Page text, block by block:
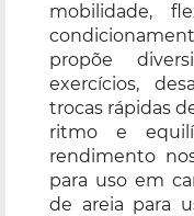
mobilidade,
propõe
exercícios,
trocas rápidas
ritmo e
rendimento
para uso em
de areia para